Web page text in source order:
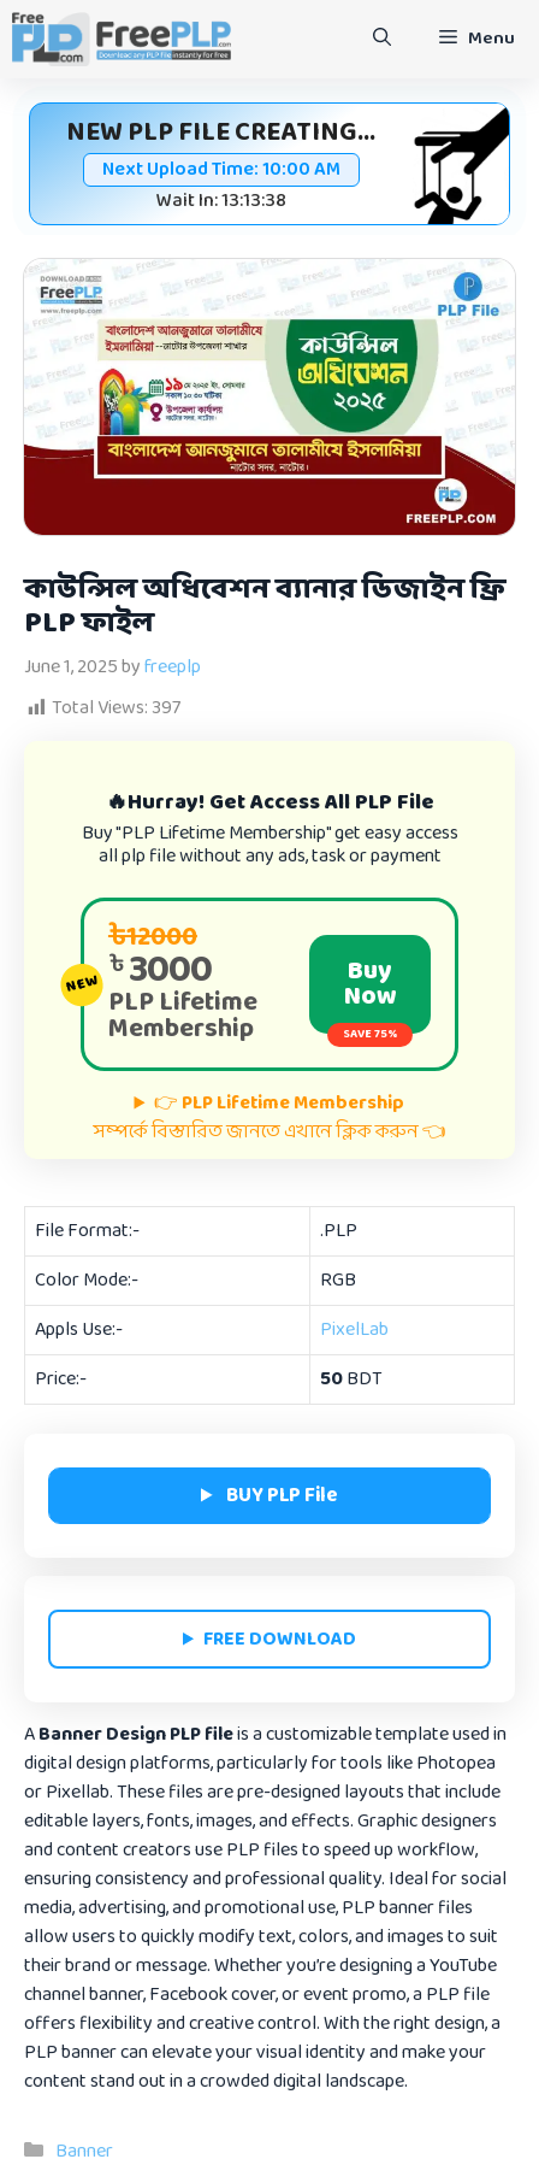
Skip
content
Menu
NEW PLP FILE CREATING...
Next Upload Time:10:00 AM
Wait In: 13:13:38
কাউন্সিল অধিবেশন ব্যানার ডিজাইন ফ্রি
PLP ফাইল
June 1, 2025byfreeplp
Total Views:397
🔥Hurray! Get Access All PLP File
Buy "PLP Lifetime Membership" get easy access
all plp file without any ads, task or payment
৳12000
৳3000
PLP Lifetime
Membership
Buy
Now
SAVE 75%
NEW
👉PLP Lifetime Membership
সম্পর্কে বিস্তারিত জানতে এখানে ক্লিক করুন 👈
File Format:-
.PLP
Color Mode:-
RGB
Appls Use:-
PixelLab
Price:-
50BDT
BUY PLP File
FREE DOWNLOAD
ABanner Design PLP fileis a customizable template used in
digital design platforms, particularly for tools likePhotopea
orPixellab. These files are pre-designed layouts that include
editable layers, fonts, images, and effects. Graphic designers
and content creators use PLP files to speed up workflow,
ensuring consistency and professional quality. Ideal for social
media, advertising, and promotional use, PLP banner files
allow users to quickly modify text, colors, and images to suit
their brand or message. Whether you’re designing a YouTube
channel banner, Facebook cover, or event promo, a PLP file
offers flexibility and creative control. With the right design, a
PLP banner can elevate your visual identity and make your
content stand out in a crowded digital landscape.
Categories
Banner